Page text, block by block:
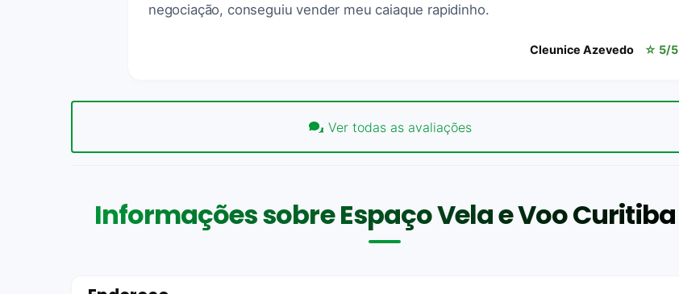
negociação, conseguiu vender meu caiaque rapidinho.
Cleunice Azevedo ☆ 5/5
Ver todas as avaliações
Informações sobre Espaço Vela e Voo Curitiba